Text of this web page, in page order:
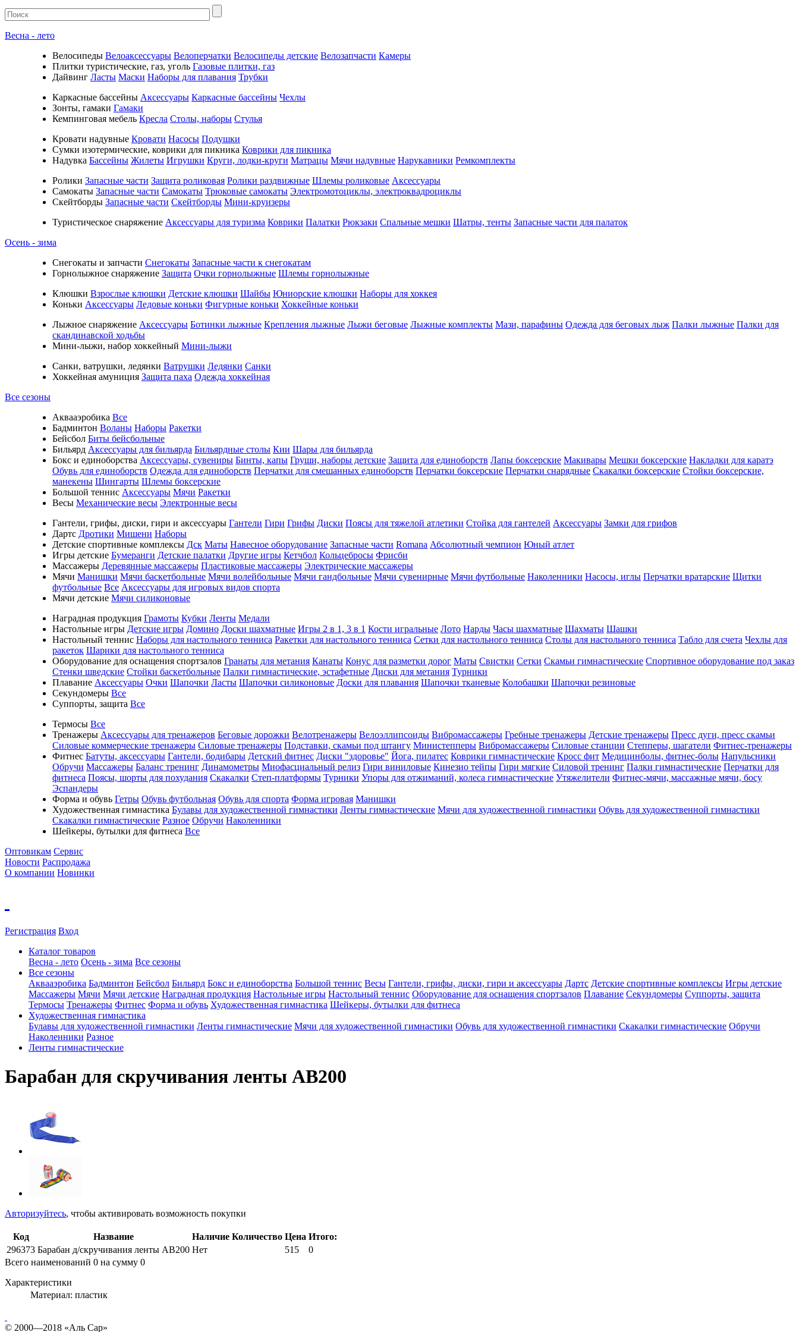
Весна - лето
Велосипеды Велоаксессуары Велоперчатки Велосипеды детские Велозапчасти Камеры
Плитки туристические, газ, уголь Газовые плитки, газ
Дайвинг Ласты Маски Наборы для плавания Трубки
Каркасные бассейны Аксессуары Каркасные бассейны Чехлы
Зонты, гамаки Гамаки
Кемпинговая мебель Кресла Столы, наборы Стулья
Кровати надувные Кровати Насосы Подушки
Cумки изотермические, коврики для пикника Коврики для пикника
Надувка Бассейны Жилеты Игрушки Круги, лодки-круги Матрацы Мячи надувные Нарукавники Ремкомплекты
Ролики Запасные части Защита роликовая Ролики раздвижные Шлемы роликовые Аксессуары
Самокаты Запасные части Самокаты Трюковые самокаты Электромотоциклы, электроквадроциклы
Скейтборды Запасные части Скейтборды Мини-круизеры
Туристическое снаряжение Аксессуары для туризма Коврики Палатки Рюкзаки Спальные мешки Шатры, тенты Запасные части для палаток
Осень - зима
Cнегокаты и запчасти Снегокаты Запасные части к снегокатам
Горнолыжное снаряжение Защита Очки горнолыжные Шлемы горнолыжные
Клюшки Взрослые клюшки Детские клюшки Шайбы Юниорские клюшки Наборы для хоккея
Коньки Аксессуары Ледовые коньки Фигурные коньки Хоккейные коньки
Лыжное снаряжение Аксессуары Ботинки лыжные Крепления лыжные Лыжи беговые Лыжные комплекты Мази, парафины Одежда для беговых лыж Палки лыжные Палки для
скандинавской ходьбы
Мини-лыжи, набор хоккейный Мини-лыжи
Санки, ватрушки, ледянки Ватрушки Ледянки Санки
Хоккейная амуниция Защита паха Одежда хоккейная
Все сезоны
Аквааэробика Все
Бадминтон Воланы Наборы Ракетки
Бейсбол Биты бейсбольные
Бильярд Аксессуары для бильярда Бильярдные столы Кии Шары для бильярда
Бокс и единоборства Аксессуары, сувениры Бинты, капы Груши, наборы детские Защита для единоборств Лапы боксерские Макивары Мешки боксерские Накладки для каратэ
Обувь для единоборств Одежда для единоборств Перчатки для смешанных единоборств Перчатки боксерские Перчатки снарядные Скакалки боксерские Стойки боксерские,
манекены Шингарты Шлемы боксерские
Большой теннис Аксессуары Мячи Ракетки
Весы Механические весы Электронные весы
Гантели, грифы, диски, гири и аксессуары Гантели Гири Грифы Диски Поясы для тяжелой атлетики Стойка для гантелей Аксессуары Замки для грифов
Дартс Дротики Мишени Наборы
Детские спортивные комплексы Дск Маты Навесное оборудование Запасные части Romana Абсолютный чемпион Юный атлет
Игры детские Бумеранги Детские палатки Другие игры Кетчбол Кольцебросы Фрисби
Массажеры Деревянные массажеры Пластиковые массажеры Электрические массажеры
Мячи Манишки Мячи баскетбольные Мячи волейбольные Мячи гандбольные Мячи сувенирные Мячи футбольные Наколенники Насосы, иглы Перчатки вратарские Щитки
футбольные Все Аксессуары для игровых видов спорта
Мячи детские Мячи силиконовые
Наградная продукция Грамоты Кубки Ленты Медали
Настольные игры Детские игры Домино Доски шахматные Игры 2 в 1, 3 в 1 Кости игральные Лото Нарды Часы шахматные Шахматы Шашки
Настольный теннис Наборы для настольного тенниса Ракетки для настольного тенниса Сетки для настольного тенниса Столы для настольного тенниса Табло для счета Чехлы для
ракеток Шарики для настольного тенниса
Оборудование для оснащения спортзалов Гранаты для метания Канаты Конус для разметки дорог Маты Свистки Сетки Скамьи гимнастические Спортивное оборудование под заказ
Стенки шведские Стойки баскетбольные Палки гимнастические, эстафетные Диски для метания Турники
Плавание Аксессуары Очки Шапочки Ласты Шапочки силиконовые Доски для плавания Шапочки тканевые Колобашки Шапочки резиновые
Секундомеры Все
Суппорты, защита Все
Термосы Все
Тренажеры Аксессуары для тренажеров Беговые дорожки Велотренажеры Велоэллипсоиды Вибромассажеры Гребные тренажеры Детские тренажеры Пресс дуги, пресс скамьи
Силовые коммерческие тренажеры Силовые тренажеры Подставки, скамьи под штангу Министепперы Вибромассажеры Силовые станции Степперы, шагатели Фитнес-тренажеры
Фитнес Батуты, аксессуары Гантели, бодибары Детский фитнес Диски "здоровье" Йога, пилатес Коврики гимнастические Кросс фит Медицинболы, фитнес-болы Напульсники
Обручи Массажеры Баланс тренинг Динамометры Миофасциальный релиз Гири виниловые Кинезио тейпы Гири мягкие Силовой тренинг Палки гимнастические Перчатки для
фитнеса Поясы, шорты для похудания Скакалки Степ-платформы Турники Упоры для отжиманий, колеса гимнастические Утяжелители Фитнес-мячи, массажные мячи, босу
Эспандеры
Форма и обувь Гетры Обувь футбольная Обувь для спорта Форма игровая Манишки
Художественная гимнастика Булавы для художественной гимнастики Ленты гимнастические Мячи для художественной гимнастики Обувь для художественной гимнастики
Скакалки гимнастические Разное Обручи Наколенники
Шейкеры, бутылки для фитнеса Все
Оптовикам Сервис
Новости Распродажа
О компании Новинки
Регистрация Вход
Каталог товаров
Весна - лето Осень - зима Все сезоны
Все сезоны
Аквааэробика Бадминтон Бейсбол Бильярд Бокс и единоборства Большой теннис Весы Гантели, грифы, диски, гири и аксессуары Дартс Детские спортивные комплексы Игры детские
Массажеры Мячи Мячи детские Наградная продукция Настольные игры Настольный теннис Оборудование для оснащения спортзалов Плавание Секундомеры Суппорты, защита
Термосы Тренажеры Фитнес Форма и обувь Художественная гимнастика Шейкеры, бутылки для фитнеса
Художественная гимнастика
Булавы для художественной гимнастики Ленты гимнастические Мячи для художественной гимнастики Обувь для художественной гимнастики Скакалки гимнастические Обручи
Наколенники Разное
Ленты гимнастические
Барабан для скручивания ленты AB200
Авторизуйтесь, чтобы активировать возможность покупки
Код Название Наличие Количество Цена Итого:
296373 Барабан д/скручивания ленты AB200 Нет 515
0
Всего наименований 0 на сумму 0
Характеристики
Материал: пластик
© 2000—2018 «Аль Сар»